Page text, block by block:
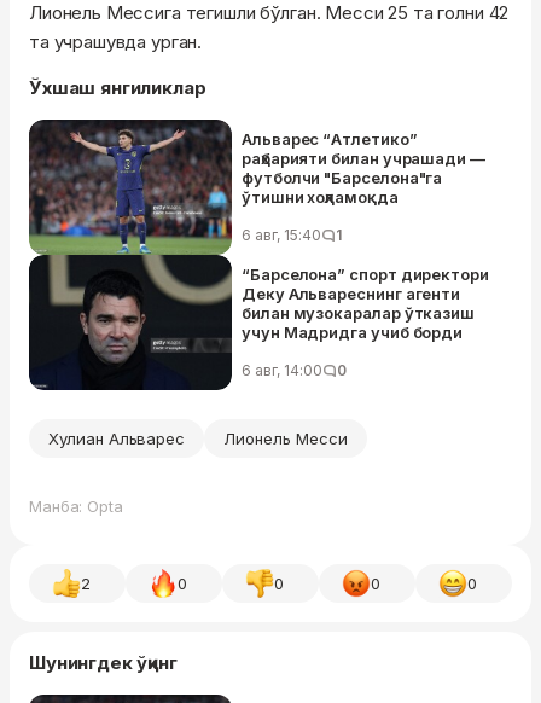
Лионель Мессига тегишли бўлган. Месси 25 та голни 42
та учрашувда урган.
Ўхшаш янгиликлар
Альварес “Атлетико”
раҳбарияти билан учрашади —
футболчи "Барселона"га
ўтишни хоҳламоқда
6 авг, 15:40 1
“Барселона” спорт директори
Деку Альвареснинг агенти
билан музокаралар ўтказиш
учун Мадридга учиб борди
6 авг, 14:00 0
Хулиан Альварес Лионель Месси
Манба: Opta
2 0 0 0 0
Шунингдек ўқинг